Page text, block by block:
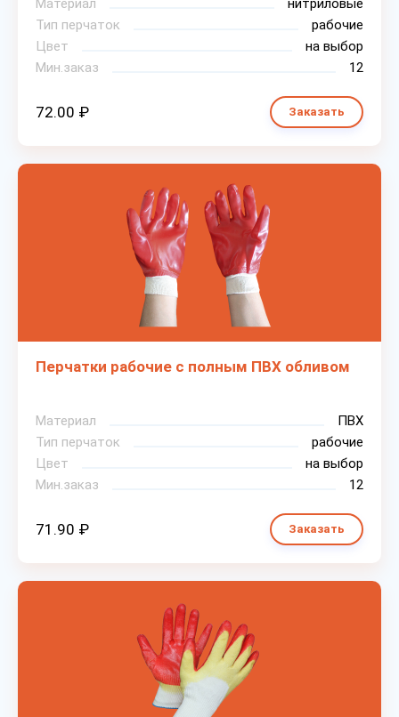
Материал
нитриловые
Тип перчаток
рабочие
Цвет
на выбор
Мин.заказ
12
72.00 ₽ Заказать
Перчатки рабочие с полным ПВХ обливом
Материал
ПВХ
Тип перчаток
рабочие
Цвет
на выбор
Мин.заказ
12
71.90 ₽ Заказать